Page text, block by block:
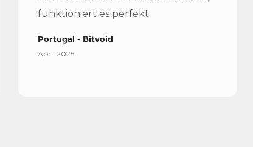
funktioniert es perfekt.
Portugal - Bitvoid
April 2025